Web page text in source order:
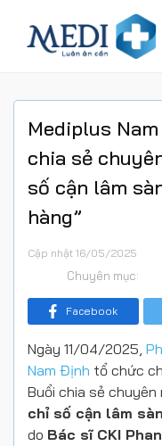
Mediplus
chia sẻ
số cận lâm
hàng”
Cập nhật 16/05/2025
Chuyên mục:
Facebook
Ngày 11/04/2025,
Nam Định tổ chức
Buổi chia sẻ chuyên
chỉ số cận lâm
do Bác sĩ CKI